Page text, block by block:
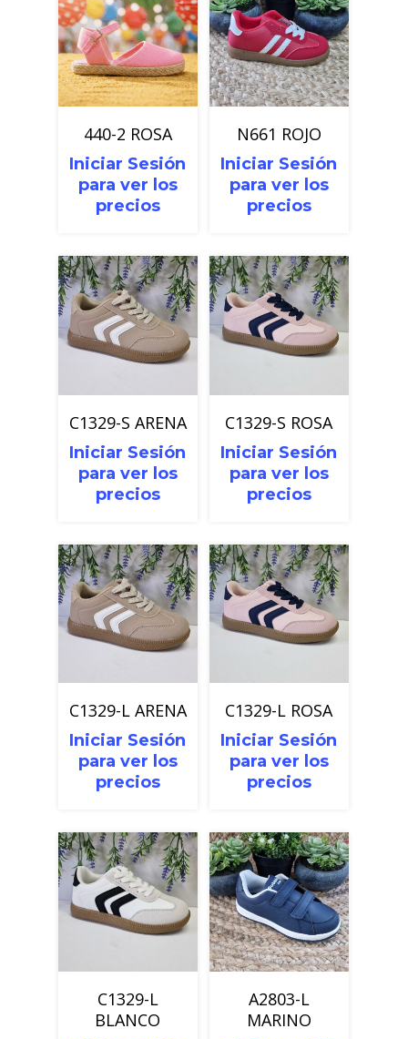
440-2 ROSA
Iniciar Sesión
para ver los
precios
N661 ROJO
Iniciar Sesión
para ver los
precios
C1329-S ARENA
Iniciar Sesión
para ver los
precios
C1329-S ROSA
Iniciar Sesión
para ver los
precios
C1329-L ARENA
Iniciar Sesión
para ver los
precios
C1329-L ROSA
Iniciar Sesión
para ver los
precios
C1329-L
BLANCO
A2803-L
MARINO